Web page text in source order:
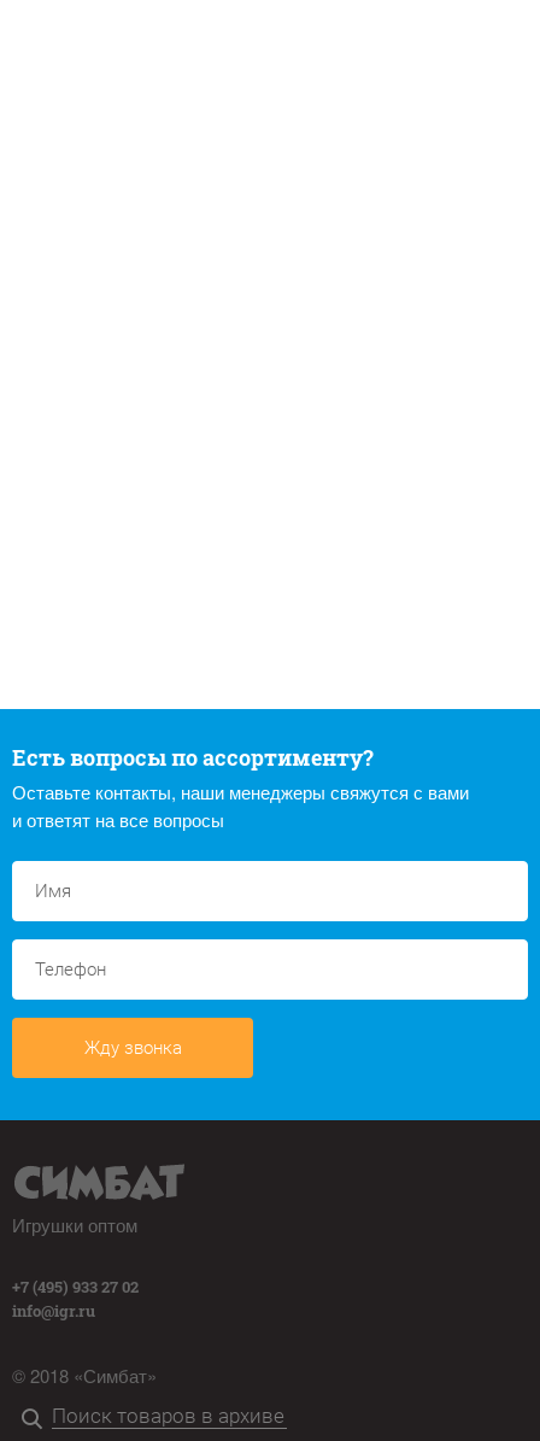
Есть вопросы по ассортименту?
Оставьте контакты, наши менеджеры свяжутся с вами
и ответят на все вопросы
Жду звонка
Игрушки оптом
+7 (495) 933 27 02
info@igr.ru
© 2018 «Симбат»